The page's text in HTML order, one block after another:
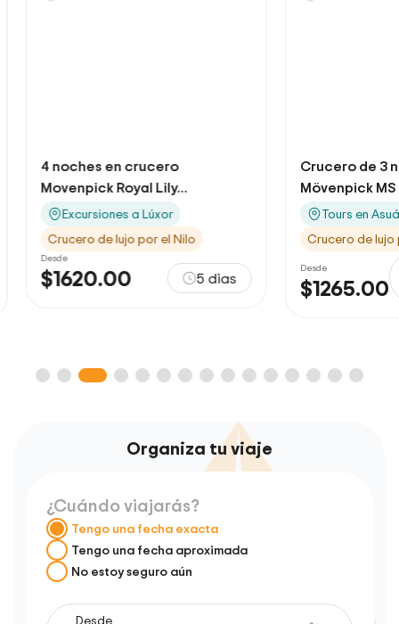
4 noches en crucero
Movenpick Royal Lily...
Excursiones a Lúxor
Crucero de lujo por el Nilo
Desde
$1620.00 5 dias
Crucero de 3
Mövenpick MS ...
Tours en Asuán
Crucero de lujo
Desde
$1265.00
Organiza tu viaje
¿Cuándo viajarás?
Tengo una fecha exacta
Tengo una fecha aproximada
No estoy seguro aún
Desde